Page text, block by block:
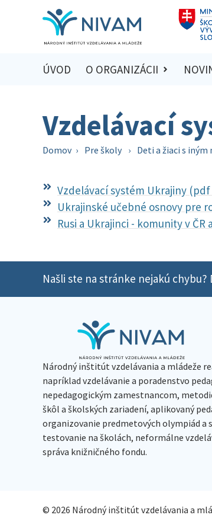
ÚVOD O ORGANIZÁCII
Vzdelávací
Domov › Pre školy › Deti a žiaci s
Vzdelávací systém Ukrajiny
Ukrajinské učebné osnovy pre
Rusi a Ukrajinci - komunity v
Našli ste na stránke nejakú
Národný inštitút vzdelávania a mládeže
napríklad vzdelávanie a poradenstvo
nepedagogickým zamestnancom,
škôl a školských zariadení, aplikovaný
organizovanie predmetových olympiád a
testovanie na školách, neformálne
správa knižničného fondu.
© 2026 Národný inštitút vzdelávania a